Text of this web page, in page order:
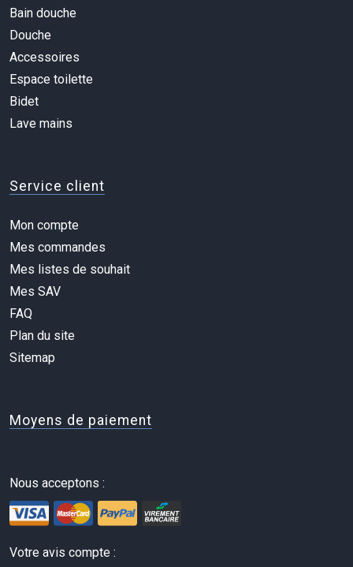
Bain douche
Douche
Accessoires
Espace toilette
Bidet
Lave mains
Service client
Mon compte
Mes commandes
Mes listes de souhait
Mes SAV
FAQ
Plan du site
Sitemap
Moyens de paiement
Nous acceptons :
Votre avis compte :